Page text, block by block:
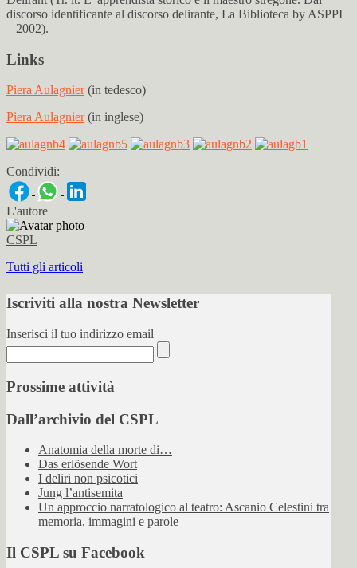
discorso identificante al discorso delirante, La Biblioteca by ASPPI
– 2002).
Links
Piera Aulagnier(in tedesco)
Piera Aulagnier(in inglese)
Condividi:
L'autore
CSPL
Tutti gli articoli
Iscriviti alla nostra Newsletter
Inserisci il tuo indirizzo email
Prossime attività
Dall’archivio del CSPL
Anatomia della morte di…
Das erlösende Wort
I deliri non psicotici
Jung l’antisemita
Un approccio narratologico al teatro: Ascanio Celestini tra
memoria, immagini e parole
Il CSPL su Facebook